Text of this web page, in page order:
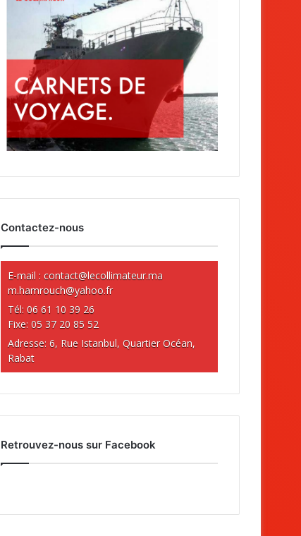
Contactez-nous
E-mail :contact@lecollimateur.ma
m.hamrouch@yahoo.fr
Tél: 06 61 10 39 26
Fixe: 05 37 20 85 52
Adresse: 6, Rue Istanbul, Quartier Océan,
Rabat
Retrouvez-nous sur Facebook